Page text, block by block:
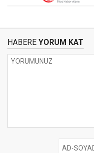
HABERE YORUM KAT